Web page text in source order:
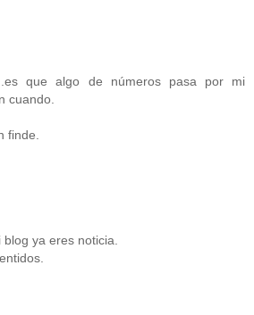
que algo de números pasa por mi
cuando.
finde.
ya eres noticia.